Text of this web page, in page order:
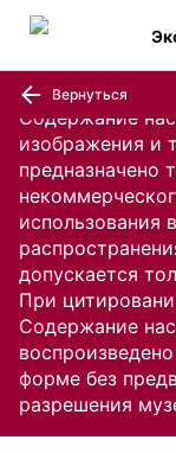
Содержание
изображения и
предназначено
использования
допускается
При
Содержание
форме без
разрешения
Вернуться